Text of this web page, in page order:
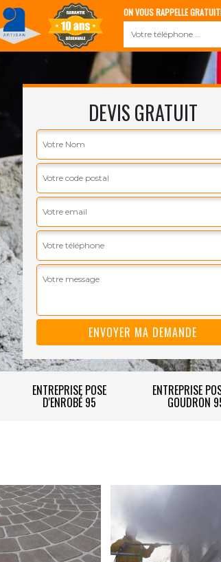
ON VOUS RAPPELLE
DEVIS GRATUIT
ENTREPRISE POSE
D'ENROBÉ 95
ENTREPRISE
GOUDRON